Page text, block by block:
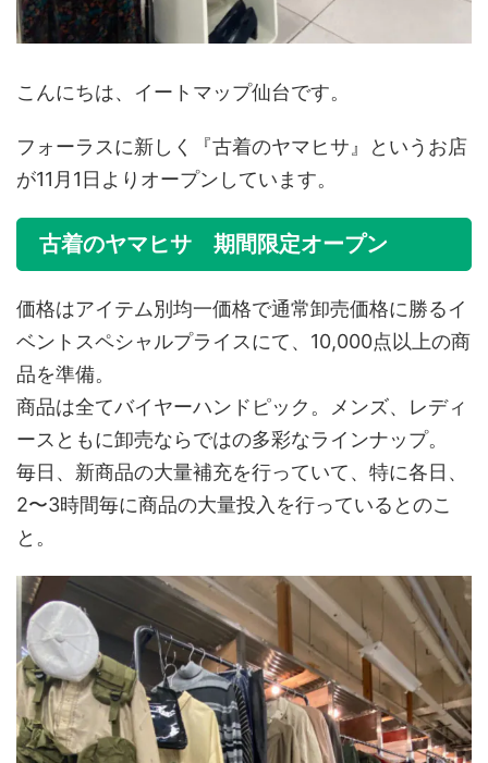
こんにちは、イートマップ仙台です。
フォーラスに新しく『古着のヤマヒサ』というお店
が11月1日よりオープンしています。
古着のヤマヒサ 期間限定オープン
価格はアイテム別均一価格で通常卸売価格に勝るイ
ベントスペシャルプライスにて、10,000点以上の商
品を準備。
商品は全てバイヤーハンドピック。メンズ、レディ
ースともに卸売ならではの多彩なラインナップ。
毎日、新商品の大量補充を行っていて、特に各日、
2〜3時間毎に商品の大量投入を行っているとのこ
と。